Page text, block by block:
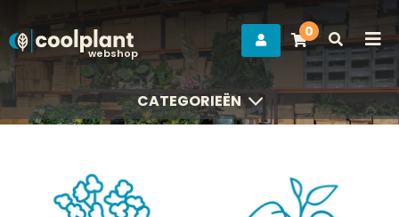
webshop
0
CATEGORIEËN
CATEGORIEËN